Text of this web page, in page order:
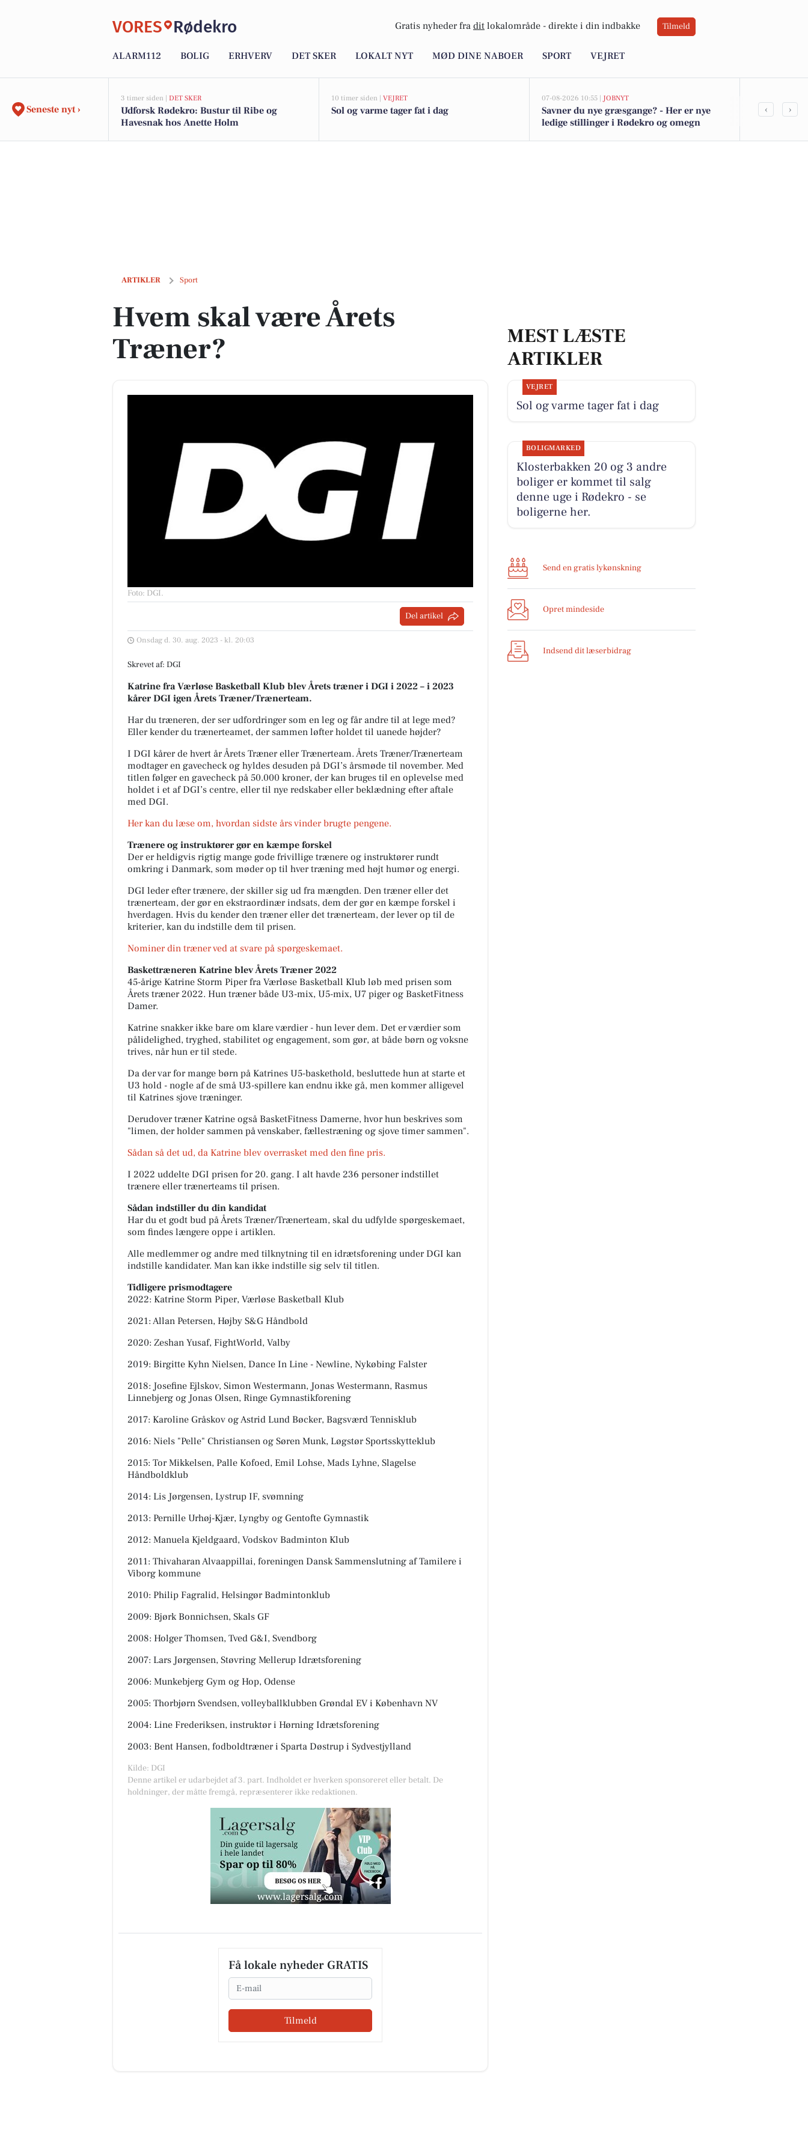
VORES Rødekro Gratis nyheder fra dit lokalområde - direkte i din indbakke Tilmeld
ALARM112 BOLIG ERHVERV DET SKER LOKALT NYT MØD DINE NABOER SPORT VEJRET
Seneste nyt ›
3 timer siden | DET SKER
Udforsk Rødekro: Bustur til Ribe og
Havesnak hos Anette Holm
10 timer siden | VEJRET
Sol og varme tager fat i dag
07-08-2026 10:55 | JOBNYT
Savner du nye græsgange? - Her er nye
ledige stillinger i Rødekro og omegn
Top 6 over
‹ ›
ARTIKLER Sport
Hvem skal være Årets Træner?
Hvem skal være Årets
Træner?
Foto: DGI.
Del artikel
Onsdag d. 30. aug. 2023 - kl. 20:03
Skrevet af: DGI
Katrine fra Værløse Basketball Klub blev Årets træner i DGI i 2022 – i 2023
kårer DGI igen Årets Træner/Trænerteam.
Har du træneren, der ser udfordringer som en leg og får andre til at lege med?
Eller kender du trænerteamet, der sammen løfter holdet til uanede højder?
I DGI kårer de hvert år Årets Træner eller Trænerteam. Årets Træner/Trænerteam
modtager en gavecheck og hyldes desuden på DGI’s årsmøde til november. Med
titlen følger en gavecheck på 50.000 kroner, der kan bruges til en oplevelse med
holdet i et af DGI’s centre, eller til nye redskaber eller beklædning efter aftale
med DGI.
Her kan du læse om, hvordan sidste års vinder brugte pengene.
Trænere og instruktører gør en kæmpe forskel
Der er heldigvis rigtig mange gode frivillige trænere og instruktører rundt
omkring i Danmark, som møder op til hver træning med højt humør og energi.
DGI leder efter trænere, der skiller sig ud fra mængden. Den træner eller det
trænerteam, der gør en ekstraordinær indsats, dem der gør en kæmpe forskel i
hverdagen. Hvis du kender den træner eller det trænerteam, der lever op til de
kriterier, kan du indstille dem til prisen.
Nominer din træner ved at svare på spørgeskemaet.
Baskettræneren Katrine blev Årets Træner 2022
45-årige Katrine Storm Piper fra Værløse Basketball Klub løb med prisen som
Årets træner 2022. Hun træner både U3-mix, U5-mix, U7 piger og BasketFitness
Damer.
Katrine snakker ikke bare om klare værdier - hun lever dem. Det er værdier som
pålidelighed, tryghed, stabilitet og engagement, som gør, at både børn og voksne
trives, når hun er til stede.
Da der var for mange børn på Katrines U5-baskethold, besluttede hun at starte et
U3 hold - nogle af de små U3-spillere kan endnu ikke gå, men kommer alligevel
til Katrines sjove træninger.
Derudover træner Katrine også BasketFitness Damerne, hvor hun beskrives som
"limen, der holder sammen på venskaber, fællestræning og sjove timer sammen".
Sådan så det ud, da Katrine blev overrasket med den fine pris.
I 2022 uddelte DGI prisen for 20. gang. I alt havde 236 personer indstillet
trænere eller trænerteams til prisen.
Sådan indstiller du din kandidat
Har du et godt bud på Årets Træner/Trænerteam, skal du udfylde spørgeskemaet,
som findes længere oppe i artiklen.
Alle medlemmer og andre med tilknytning til en idrætsforening under DGI kan
indstille kandidater. Man kan ikke indstille sig selv til titlen.
Tidligere prismodtagere
2022: Katrine Storm Piper, Værløse Basketball Klub
2021: Allan Petersen, Højby S&G Håndbold
2020: Zeshan Yusaf, FightWorld, Valby
2019: Birgitte Kyhn Nielsen, Dance In Line - Newline, Nykøbing Falster
2018: Josefine Ejlskov, Simon Westermann, Jonas Westermann, Rasmus
Linnebjerg og Jonas Olsen, Ringe Gymnastikforening
2017: Karoline Gråskov og Astrid Lund Bøcker, Bagsværd Tennisklub
2016: Niels "Pelle" Christiansen og Søren Munk, Løgstør Sportsskytteklub
2015: Tor Mikkelsen, Palle Kofoed, Emil Lohse, Mads Lyhne, Slagelse
Håndboldklub
2014: Lis Jørgensen, Lystrup IF, svømning
2013: Pernille Urhøj-Kjær, Lyngby og Gentofte Gymnastik
2012: Manuela Kjeldgaard, Vodskov Badminton Klub
2011: Thivaharan Alvaappillai, foreningen Dansk Sammenslutning af Tamilere i
Viborg kommune
2010: Philip Fagralid, Helsingør Badmintonklub
2009: Bjørk Bonnichsen, Skals GF
2008: Holger Thomsen, Tved G&I, Svendborg
2007: Lars Jørgensen, Støvring Mellerup Idrætsforening
2006: Munkebjerg Gym og Hop, Odense
2005: Thorbjørn Svendsen, volleyballklubben Grøndal EV i København NV
2004: Line Frederiksen, instruktør i Hørning Idrætsforening
2003: Bent Hansen, fodboldtræner i Sparta Døstrup i Sydvestjylland
Kilde: DGI
Denne artikel er udarbejdet af 3. part. Indholdet er hverken sponsoreret eller betalt. De
holdninger, der måtte fremgå, repræsenterer ikke redaktionen.
Få lokale nyheder GRATIS
Email
Tilmeld
MEST LÆSTE
ARTIKLER
VEJRET
Sol og varme tager fat i dag
BOLIGMARKED
Klosterbakken 20 og 3 andre
boliger er kommet til salg
denne uge i Rødekro - se
boligerne her.
Send en gratis lykønskning
Opret mindeside
Indsend dit læserbidrag